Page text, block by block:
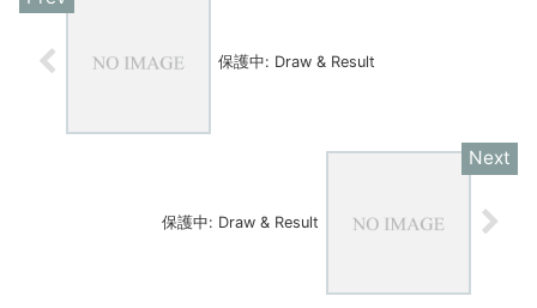
保護中: Draw & Result
保護中: Draw & Result